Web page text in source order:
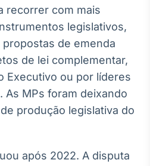
recorrer com mais
legislativos,
de emenda
de lei complementar,
Executivo ou por líderes
As MPs foram deixando
produção legislativa do
após 2022. A disputa